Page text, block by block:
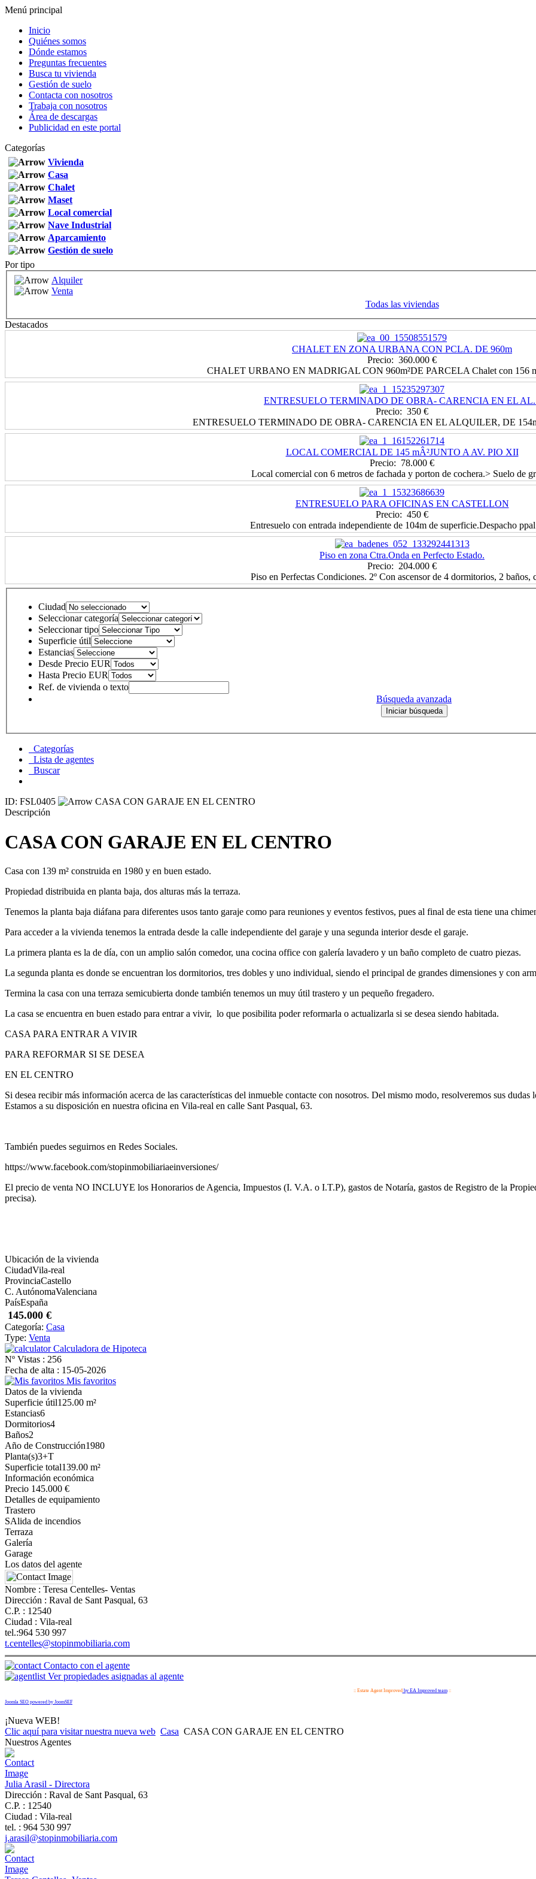
Menú principal
Inicio
Quiénes somos
Dónde estamos
Preguntas frecuentes
Busca tu vivienda
Gestión de suelo
Contacta con nosotros
Trabaja con nosotros
Área de descargas
Publicidad en este portal
Categorías
Vivienda
Casa
Chalet
Maset
Local comercial
Nave Industrial
Aparcamiento
Gestión de suelo
Por tipo
Alquiler
Venta
Todas las viviendas
Destacados
CHALET EN ZONA URBANA CON PCLA. DE 960m
Precio: 360.000 €
CHALET URBANO EN MADRIGAL CON 960m²DE PARCELA Chalet con 156
ENTRESUELO TERMINADO DE OBRA- CARENCIA EN EL
Precio: 350 €
ENTRESUELO TERMINADO DE OBRA- CARENCIA EN EL ALQUILER, DE
LOCAL COMERCIAL DE 145 mÂ²JUNTO A AV. PIO XII
Precio: 78.000 €
Local comercial con 6 metros de fachada y porton de cochera.> Suelo de
ENTRESUELO PARA OFICINAS EN CASTELLON
Precio: 450 €
Entresuelo con entrada independiente de 104m de superficie.Despacho
Piso en zona Ctra.Onda en Perfecto Estado.
Precio: 204.000 €
Piso en Perfectas Condiciones. 2º Con ascensor de 4 dormitorios, 2 baños,
Ciudad
Seleccionar categoría
Seleccionar tipo
Superficie útil
Estancias
Desde Precio EUR
Hasta Precio EUR
Ref. de vivienda o texto
Búsqueda avanzada
Categorías
Lista de agentes
Buscar
ID: FSL0405
CASA CON GARAJE EN EL CENTRO
Descripción
CASA CON GARAJE EN EL CENTRO
Casa con 139 m² construida en 1980 y en buen estado.
Propiedad distribuida en planta baja, dos alturas más la terraza.
Tenemos la planta baja diáfana para diferentes usos tanto garaje como para reuniones y eventos festivos, pues al final de esta tiene una
Para acceder a la vivienda tenemos la entrada desde la calle independiente del garaje y una segunda interior desde el garaje.
La primera planta es la de día, con un amplio salón comedor, una cocina office con galería lavadero y un baño completo de cuatro piezas.
La segunda planta es donde se encuentran los dormitorios, tres dobles y uno individual, siendo el principal de grandes dimensiones y con
Termina la casa con una terraza semicubierta donde también tenemos un muy útil trastero y un pequeño fregadero.
La casa se encuentra en buen estado para entrar a vivir, lo que posibilita poder reformarla o actualizarla si se desea siendo habitada.
CASA PARA ENTRAR A VIVIR
PARA REFORMAR SI SE DESEA
EN EL CENTRO
Si desea recibir más información acerca de las características del inmueble contacte con nosotros. Del mismo modo, resolveremos sus dudas
Estamos a su disposición en nuestra oficina en Vila-real en calle Sant Pasqual, 63.
También puedes seguirnos en Redes Sociales.
https://www.facebook.com/stopinmobiliariaeinversiones/
El precio de venta NO INCLUYE los Honorarios de Agencia, Impuestos (I. V.A. o I.T.P), gastos de Notaría, gastos de Registro de la
precisa).
Ubicación de la vivienda
CiudadVila-real
ProvinciaCastello
C. AutónomaValenciana
PaísEspaña
145.000 €
Categoría: Casa
Type: Venta
Calculadora de Hipoteca
Nº Vistas : 256
Fecha de alta : 15-05-2026
Mis favoritos
Datos de la vivienda
Superficie útil125.00 m²
Estancias6
Dormitorios4
Baños2
Año de Construcción1980
Planta(s)3+T
Superficie total139.00 m²
Información económica
Precio 145.000 €
Detalles de equipamiento
Trastero
SAlida de incendios
Terraza
Galería
Garage
Los datos del agente
Nombre : Teresa Centelles- Ventas
Dirección : Raval de Sant Pasqual, 63
C.P. : 12540
Ciudad : Vila-real
tel.:964 530 997
t.centelles@stopinmobiliaria.com
Contacto con el agente
Ver propiedades asignadas al agente
:: Estate Agent Improvedby EA Improved team::
Joomla SEO powered by JoomSEF
¡Nueva WEB!
Clic aquí para visitar nuestra nueva web Casa CASA CON GARAJE EN EL CENTRO
Nuestros Agentes
Julia Arasil - Directora
Dirección : Raval de Sant Pasqual, 63
C.P. : 12540
Ciudad : Vila-real
tel. : 964 530 997
j.arasil@stopinmobiliaria.com